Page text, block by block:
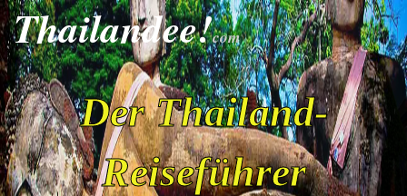
Thailandee!com
Der Thailand-
Reiseführer